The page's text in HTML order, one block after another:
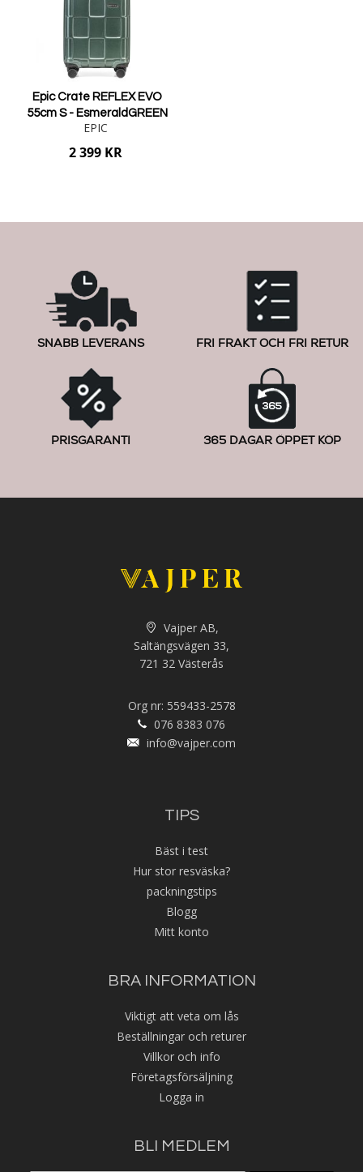
Epic Crate REFLEX EVO
55cm S - EsmeraldGREEN
EPIC
2 399 KR
SNABB LEVERANS FRI FRAKT OCH FRI RETUR
PRISGARANTI 365 DAGAR ÖPPET KÖP
Vajper AB,
Saltängsvägen 33,
721 32 Västerås
Org nr: 559433-2578
076 8383 076
info@vajper.com
TIPS
Bäst i test
Hur stor resväska?
packningstips
Blogg
Mitt konto
BRA INFORMATION
Viktigt att veta om lås
Beställningar och returer
Villkor och info
Företagsförsäljning
Logga in
BLI MEDLEM